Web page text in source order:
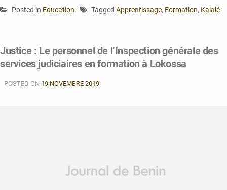
Posted in Education Tagged Apprentissage, Formation, Kalalé
Justice : Le personnel de l’Inspection générale des
services judiciaires en formation à Lokossa
POSTED ON 19 NOVEMBRE 2019